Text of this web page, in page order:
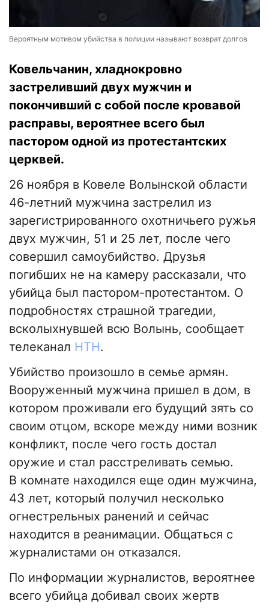
Вероятным мотивом убийства в полиции называют возврат долгов
Ковельчанин, хладнокровно
застреливший двух мужчин и
покончивший с собой после кровавой
расправы, вероятнее всего был
пастором одной из протестантских
церквей.
26 ноября в Ковеле Волынской области
46-летний мужчина застрелил из
зарегистрированного охотничьего ружья
двух мужчин, 51 и 25 лет, после чего
совершил самоубийство. Друзья
погибших не на камеру рассказали, что
убийца был пастором-протестантом. О
подробностях страшной трагедии,
всколыхнувшей всю Волынь, сообщает
телеканал НТН.
Убийство произошло в семье армян.
Вооруженный мужчина пришел в дом, в
котором проживали его будущий зять со
своим отцом, вскоре между ними возник
конфликт, после чего гость достал
оружие и стал расстреливать семью.
В комнате находился еще один мужчина,
43 лет, который получил несколько
огнестрельных ранений и сейчас
находится в реанимации. Общаться с
журналистами он отказался.
По информации журналистов, вероятнее
всего убийца добивал своих жертв